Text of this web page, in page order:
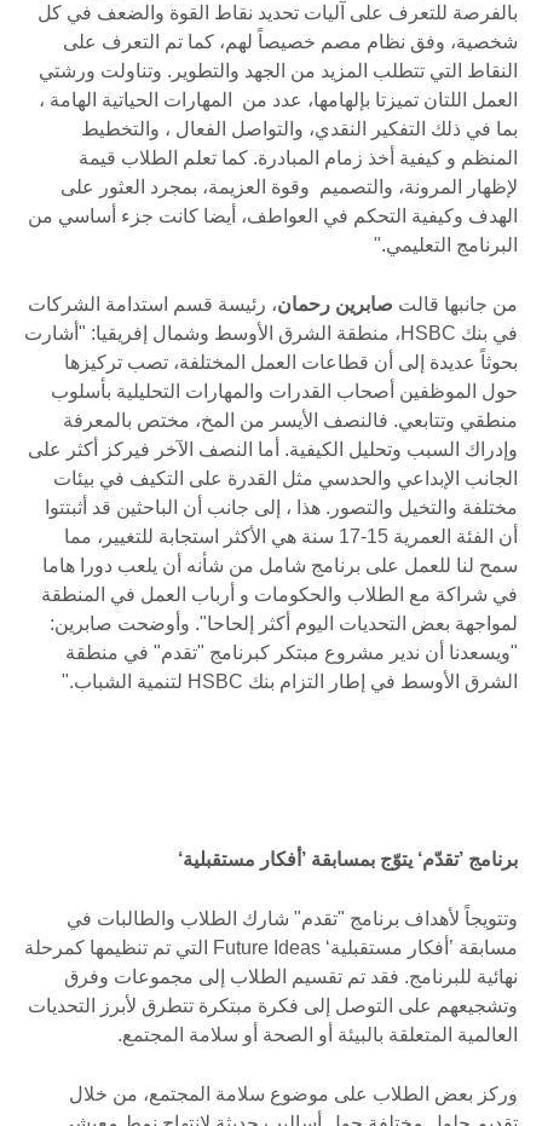
بالفرصة للتعرف على آليات تحديد نقاط القوة والضعف في كل
شخصية، وفق نظام مصم خصيصاً لهم، كما تم التعرف على
النقاط التي تتطلب المزيد من الجهد والتطوير. وتناولت ورشتي
العمل اللتان تميزتا بإلهامها، عدد من المهارات الحياتية الهامة ،
بما في ذلك التفكير النقدي، والتواصل الفعال ، والتخطيط
المنظم و كيفية أخذ زمام المبادرة. كما تعلم الطلاب قيمة
لإظهار المرونة، والتصميم وقوة العزيمة، بمجرد العثور على
الهدف وكيفية التحكم في العواطف، أيضا كانت جزء أساسي من
البرنامج التعليمي."
من جانبها قالت صابرين رحمان، رئيسة قسم استدامة الشركات
في بنك HSBC، منطقة الشرق الأوسط وشمال إفريقيا: "أشارت
بحوثاً عديدة إلى أن قطاعات العمل المختلفة، تصب تركيزها
حول الموظفين أصحاب القدرات والمهارات التحليلية بأسلوب
منطقي وتتابعي. فالنصف الأيسر من المخ، مختص بالمعرفة
وإدراك السبب وتحليل الكيفية. أما النصف الآخر فيركز أكثر على
الجانب الإبداعي والحدسي مثل القدرة على التكيف في بيئات
مختلفة والتخيل والتصور. هذا ، إلى جانب أن الباحثين قد أثبتتوا
أن الفئة العمرية 15-17 سنة هي الأكثر استجابة للتغيير، مما
سمح لنا للعمل على برنامج شامل من شأنه أن يلعب دورا هاما
في شراكة مع الطلاب والحكومات و أرباب العمل في المنطقة
لمواجهة بعض التحديات اليوم أكثر إلحاحا". وأوضحت صابرين:
"ويسعدنا أن ندير مشروع مبتكر كبرنامج "تقدم" في منطقة
الشرق الأوسط في إطار التزام بنك HSBC لتنمية الشباب."
برنامج ’تقدّم‘ يتوّج بمسابقة ’أفكار مستقبلية‘
وتتويجاً لأهداف برنامج "تقدم" شارك الطلاب والطالبات في
مسابقة ’أفكار مستقبلية‘ Future Ideas التي تم تنظيمها كمرحلة
نهائية للبرنامج. فقد تم تقسيم الطلاب إلى مجموعات وفرق
وتشجيعهم على التوصل إلى فكرة مبتكرة تتطرق لأبرز التحديات
العالمية المتعلقة بالبيئة أو الصحة أو سلامة المجتمع.
وركز بعض الطلاب على موضوع سلامة المجتمع، من خلال